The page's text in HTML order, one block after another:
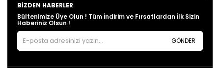
BIZDEN HABERLER
Bültenimize Üye Olun ! Tüm İndirim ve Fırsatlardan İlk Sizin
Haberiniz Olsun !
GÖNDER